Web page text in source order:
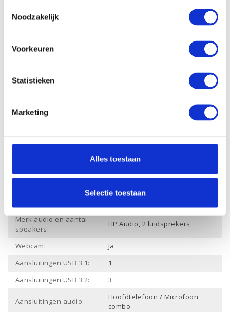
Noodzakelijk
Voorkeuren
Statistieken
Marketing
Alles toestaan
Selectie toestaan
Processor
kloksnelheid:
-
Wifi:
Draadloze verbinding
Ja
Merk audio en aantal
speakers:
HP Audio, 2 luidsprekers
Webcam:
Ja
Aansluitingen USB 3.1:
1
Aansluitingen USB 3.2:
3
Aansluitingen audio:
Hoofdtelefoon / Microfoon
combo